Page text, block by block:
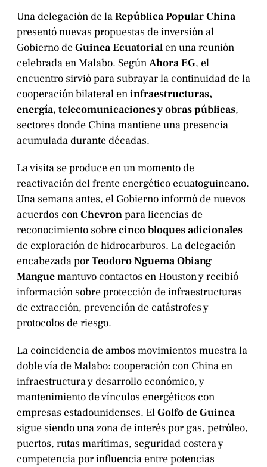
Una delegación de laRepública Popular China
presentó nuevas propuestas de inversión al
Gobierno deGuinea Ecuatorial en una reunión
celebrada en Malabo. SegúnAhora EG, el
encuentro sirvió para subrayar la continuidad de la
cooperación bilateral eninfraestructuras,
energía, telecomunicaciones y obras públicas,
sectores donde China mantiene una presencia
acumulada durante décadas.
La visita se produce en un momento de
reactivación del frente energético ecuatoguineano.
Una semana antes, el Gobierno informó de nuevos
acuerdos conChevronpara licencias de
reconocimiento sobrecinco bloques adicionales
de exploración de hidrocarburos. La delegación
encabezada porTeodoro Nguema Obiang
Manguemantuvo contactos en Houston y recibió
información sobre protección de infraestructuras
de extracción, prevención de catástrofes y
protocolos de riesgo.
La coincidencia de ambos movimientos muestra la
doble vía de Malabo: cooperación con China en
infraestructura y desarrollo económico, y
mantenimiento de vínculos energéticos con
empresas estadounidenses. ElGolfo de Guinea
sigue siendo una zona de interés por gas, petróleo,
puertos, rutas marítimas, seguridad costera y
competencia por influencia entre potencias